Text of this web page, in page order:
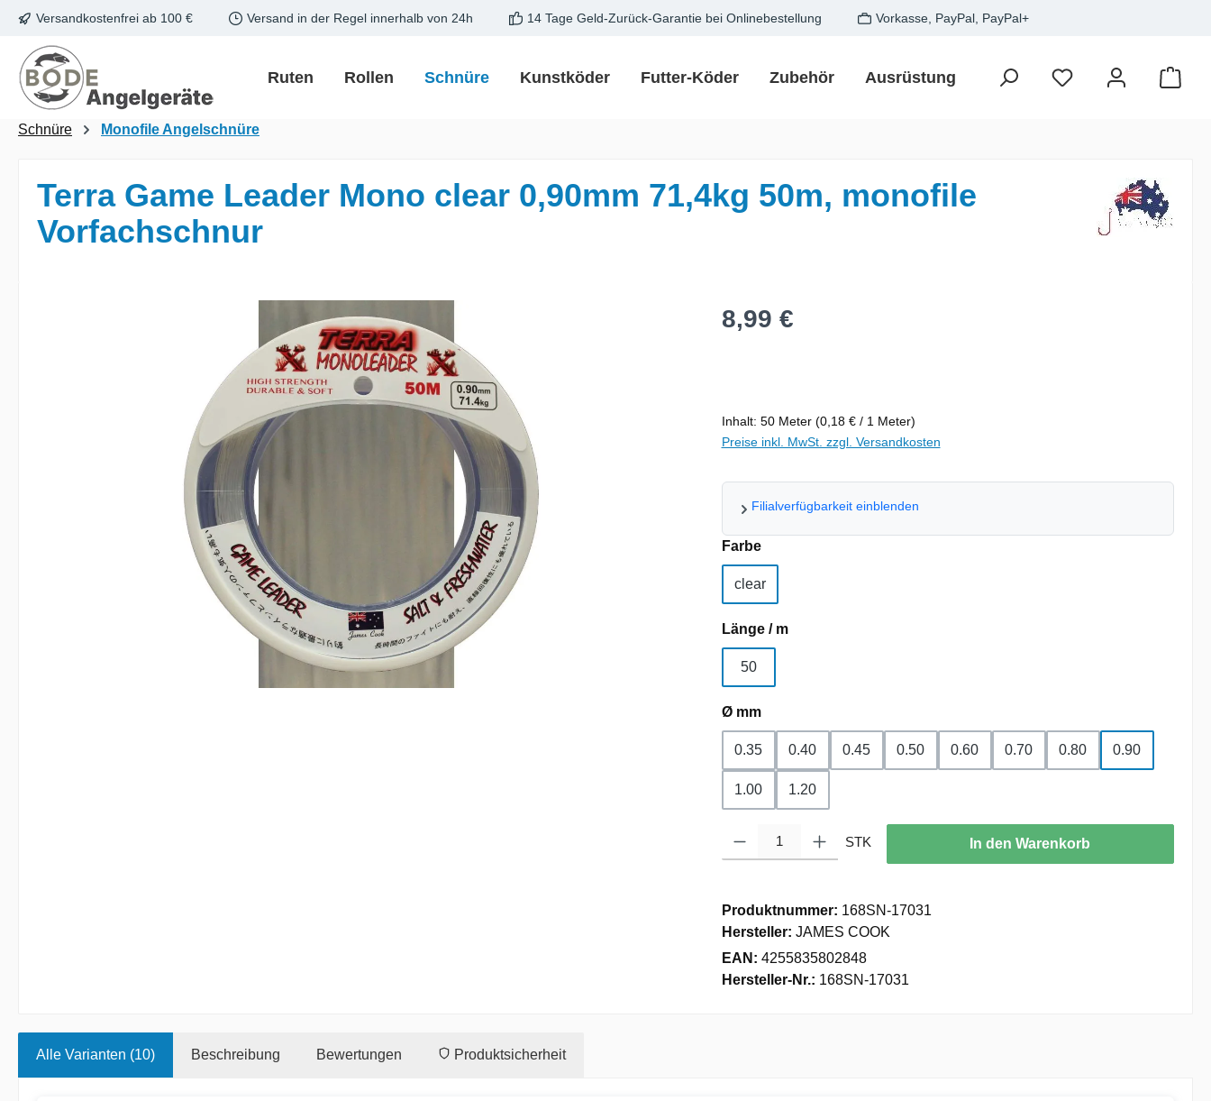
Hauptinhalt springen
Zur Suche springen
Zur Hauptnavigation springen
Versandkostenfrei ab 100 € Versand in der Regel innerhalb von 24h 14 Tage Geld-Zurück-Garantie bei Onlinebestellung Vorkasse, PayPal, PayPal+
Ruten Rollen Schnüre Kunstköder Futter-Köder Zubehör Ausrüstung Zielfisch SALE
Schnüre Monofile Angelschnüre
Terra Game Leader Mono clear 0,90mm 71,4kg 50m, monofile
Vorfachschnur
Regulärer Preis:
8,99 €
Inhalt: 50 Meter (0,18 € / 1 Meter)
Preise inkl. MwSt. zzgl. Versandkosten
Filialverfügbarkeit einblenden
Farbeauswählen
clear
Länge / mauswählen
50
Ø mmauswählen
0.35 0.40 0.45 0.50 0.60 0.70 0.80 0.90
1.00 1.20
Produkt Anzahl: Gib den gewünschten Wert ein oder benutze die Schaltflächen um
STK In den Warenkorb
Produktnummer: 168SN-17031
Hersteller: JAMES COOK
EAN: 4255835802848
Hersteller-Nr.: 168SN-17031
Alle Varianten (10) Beschreibung Bewertungen Produktsicherheit